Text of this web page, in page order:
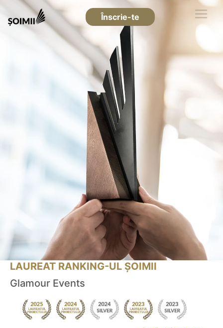
Înscrie-te
LAUREAT RANKING-UL ȘOIMII
Glamour Events